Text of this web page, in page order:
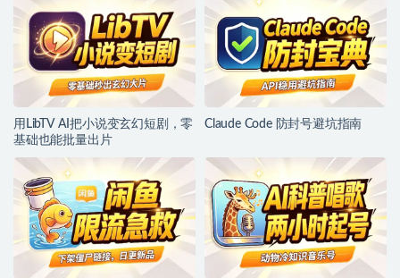
用LibTV AI把小说变玄幻短剧，零
基础也能批量出片
Claude Code 防封号避坑指南